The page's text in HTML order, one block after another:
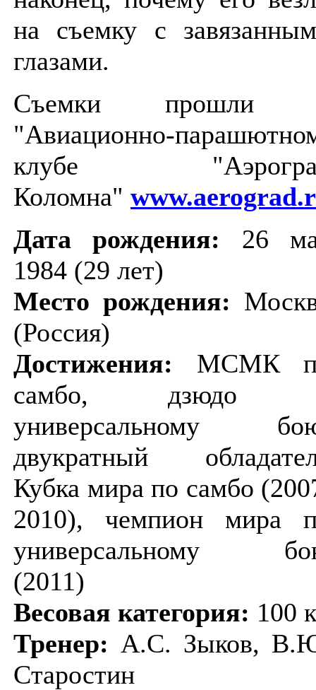
на съемку с
глазами.
Съемки прошли
"Авиационно-
клубе
Коломна"
Дата рождения: 26
1984 (29 лет)
Место рождения:
(Россия)
Достижения: МСМК
самбо, дзюдо
универсальному
двукратный
Кубка мира по самбо
2010), чемпион мира
универсальному
(2011)
Весовая категория: 100
Тренер: А.С. Зыков,
Старостин